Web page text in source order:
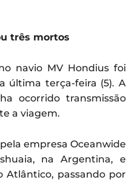
três mortos
navio MV Hondius foi
última terça-feira (5). A
ocorrido transmissão
a viagem.
empresa Oceanwide
na Argentina, e
Atlântico, passando por